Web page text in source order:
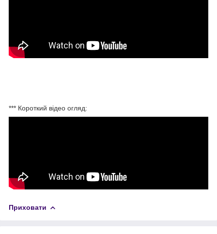
*** Короткий відео огляд:
Приховати